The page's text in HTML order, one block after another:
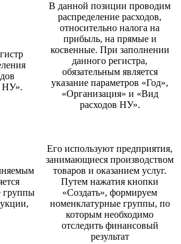
НУ».
В данной позиции проводим
распределение расходов,
относительно налога на
прибыль, на прямые и
косвенные. При заполнении
данного регистра,
обязательным является
указание параметров «Год»,
«Организация» и «Вид
расходов НУ».
группы
Его используют предприятия,
занимающиеся производством
товаров и оказанием услуг.
Путем нажатия кнопки
«Создать», формируем
номенклатурные группы, по
которым необходимо
отследить финансовый
результат